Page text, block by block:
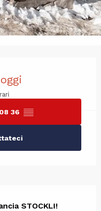
36 ▒▒
STOCKLI!